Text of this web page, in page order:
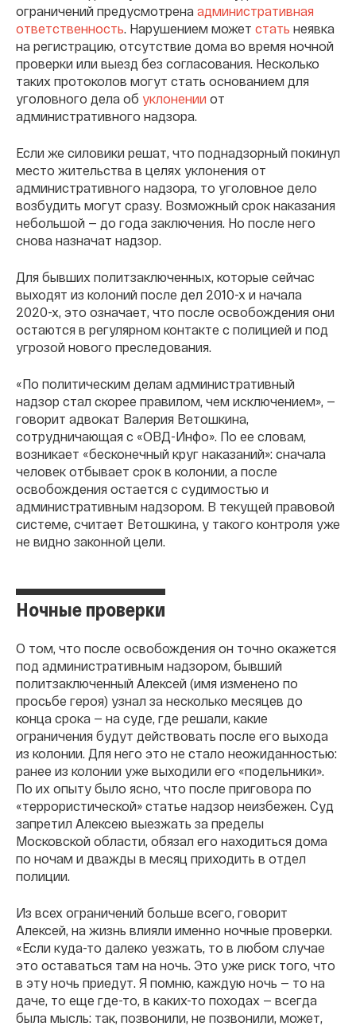
ограничений предусмотрена административная
ответственность. Нарушением может стать неявка
на регистрацию, отсутствие дома во время ночной
проверки или выезд без согласования. Несколько
таких протоколов могут стать основанием для
уголовного дела об уклонении от
административного надзора.
Если же силовики решат, что поднадзорный покинул
место жительства в целях уклонения от
административного надзора, то уголовное дело
возбудить могут сразу. Возможный срок наказания
небольшой — до года заключения. Но после него
снова назначат надзор.
Для бывших политзаключенных, которые сейчас
выходят из колоний после дел 2010-х и начала
2020-х, это означает, что после освобождения они
остаются в регулярном контакте с полицией и под
угрозой нового преследования.
«По политическим делам административный
надзор стал скорее правилом, чем исключением», —
говорит адвокат Валерия Ветошкина,
сотрудничающая с «ОВД-Инфо». По ее словам,
возникает «бесконечный круг наказаний»: сначала
человек отбывает срок в колонии, а после
освобождения остается с судимостью и
административным надзором. В текущей правовой
системе, считает Ветошкина, у такого контроля уже
не видно законной цели.
Ночные проверки
О том, что после освобождения он точно окажется
под административным надзором, бывший
политзаключенный Алексей (имя изменено по
просьбе героя) узнал за несколько месяцев до
конца срока — на суде, где решали, какие
ограничения будут действовать после его выхода
из колонии. Для него это не стало неожиданностью:
ранее из колонии уже выходили его «подельники».
По их опыту было ясно, что после приговора по
«террористической» статье надзор неизбежен. Суд
запретил Алексею выезжать за пределы
Московской области, обязал его находиться дома
по ночам и дважды в месяц приходить в отдел
полиции.
Из всех ограничений больше всего, говорит
Алексей, на жизнь влияли именно ночные проверки.
«Если куда-то далеко уезжать, то в любом случае
это оставаться там на ночь. Это уже риск того, что
в эту ночь приедут. Я помню, каждую ночь — то на
даче, то еще где-то, в каких-то походах — всегда
была мысль: так, позвонили, не позвонили, может,